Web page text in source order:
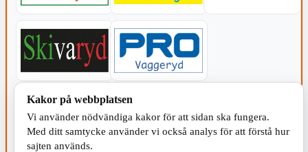
KOMMUNEN
Kakor på webbplatsen
Vi använder nödvändiga kakor för att sidan ska fungera.
Med ditt samtycke använder vi också analys för att förstå hur
sajten används.